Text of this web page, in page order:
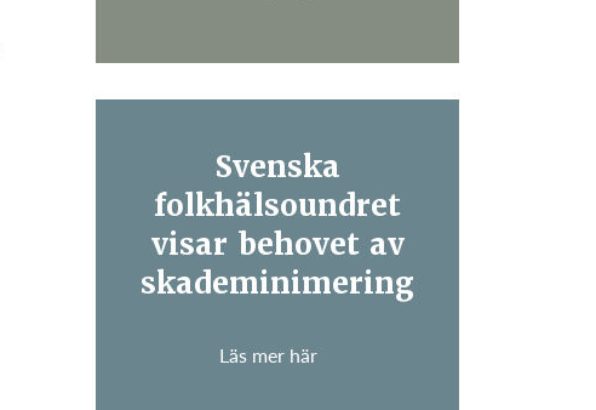
Svenska
folkhälsoundret
visar behovet av
skademinimering
Läs mer här